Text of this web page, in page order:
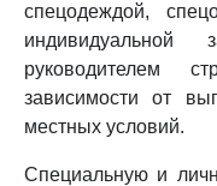
спецодеждой,
индивидуальной
руководителем
зависимости от
местных условий.
Специальную и